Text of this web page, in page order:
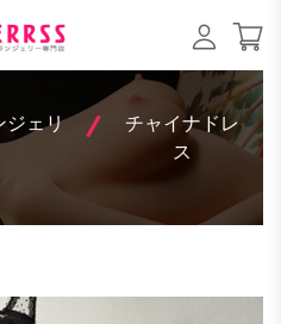
ジェリ
チャイナドレ
ス